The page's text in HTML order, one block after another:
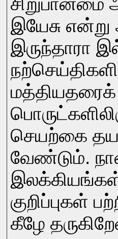
இயேசு
இருந்தாரா
மத்தியதரைக்
செயற்கை
வேண்டும்.
குறிப்புகள்
கீழே